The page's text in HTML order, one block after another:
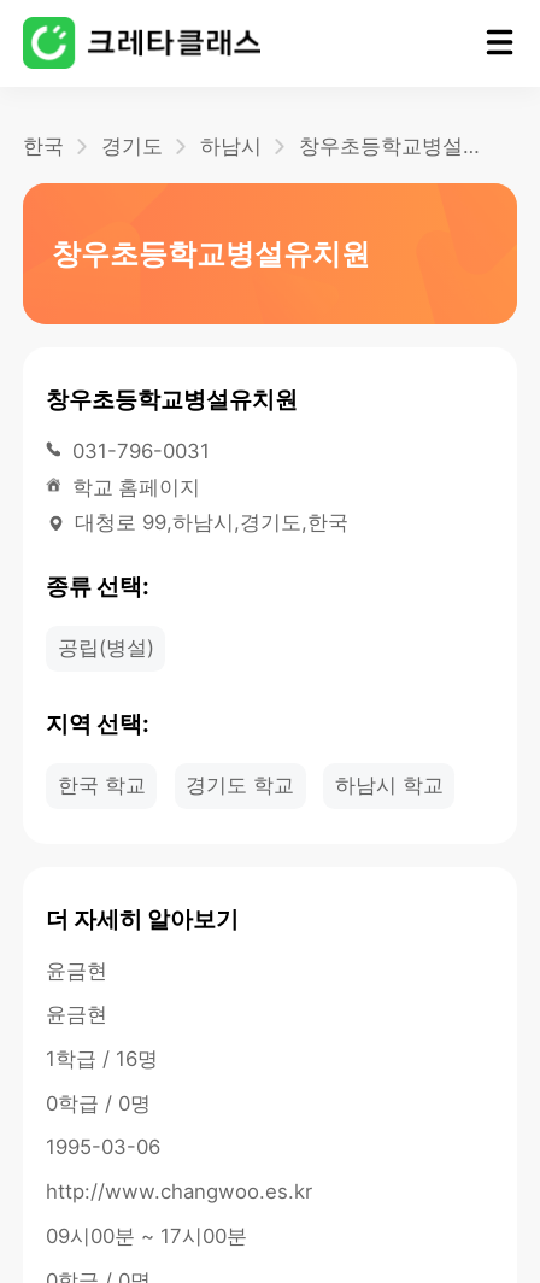
한국 경기도 하남시 창우초등학교병설유치원
창우초등학교병설유치원
창우초등학교병설유치원
031-796-0031
학교 홈페이지
대청로 99,하남시,경기도,한국
종류 선택:
공립(병설)
지역 선택:
한국 학교 경기도 학교 하남시 학교
더 자세히 알아보기
윤금현
윤금현
1학급 / 16명
0학급 / 0명
1995-03-06
http://www.changwoo.es.kr
09시00분 ~ 17시00분